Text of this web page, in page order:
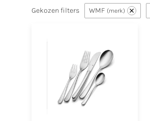
Gekozen filters WMF merk